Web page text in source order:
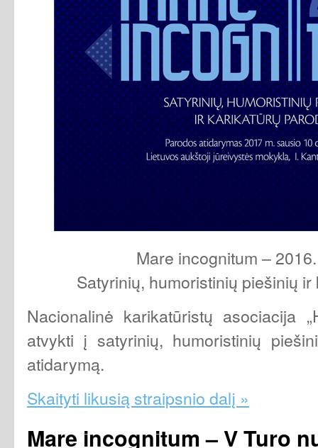
Mare incognitum –
Satyrinių, humoristinių piešinių
Nacionalinė karikatūristų asociacija
atvykti į satyrinių, humoristinių
atidarymą.
Skaityti likusią straipsnio dalį »
Mare incognitum – V Turo